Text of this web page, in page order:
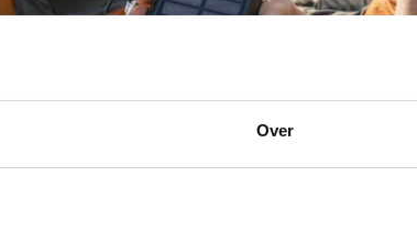
Over